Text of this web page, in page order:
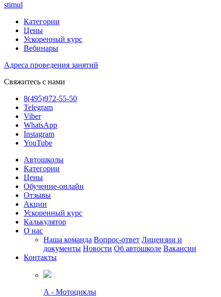
stimul
Категории
Цены
Ускоренный курс
Вебинары
Адреса проведения занятий
Свяжитесь с нами
8(495)972-55-50
Telegram
Viber
WhatsApp
Instagram
YouTube
Автошколы
Категории
Цены
Обучение-онлайн
Отзывы
Акции
Ускоренный курс
Калькулятор
О нас
Наша команда Вопрос-ответ Лицензии и
документы Новости Об автошколе Вакансии
Контакты
А - Мотоциклы